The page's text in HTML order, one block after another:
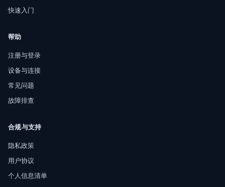
快速入门
帮助
注册与登录
设备与连接
常见问题
故障排查
合规与支持
隐私政策
用户协议
个人信息清单